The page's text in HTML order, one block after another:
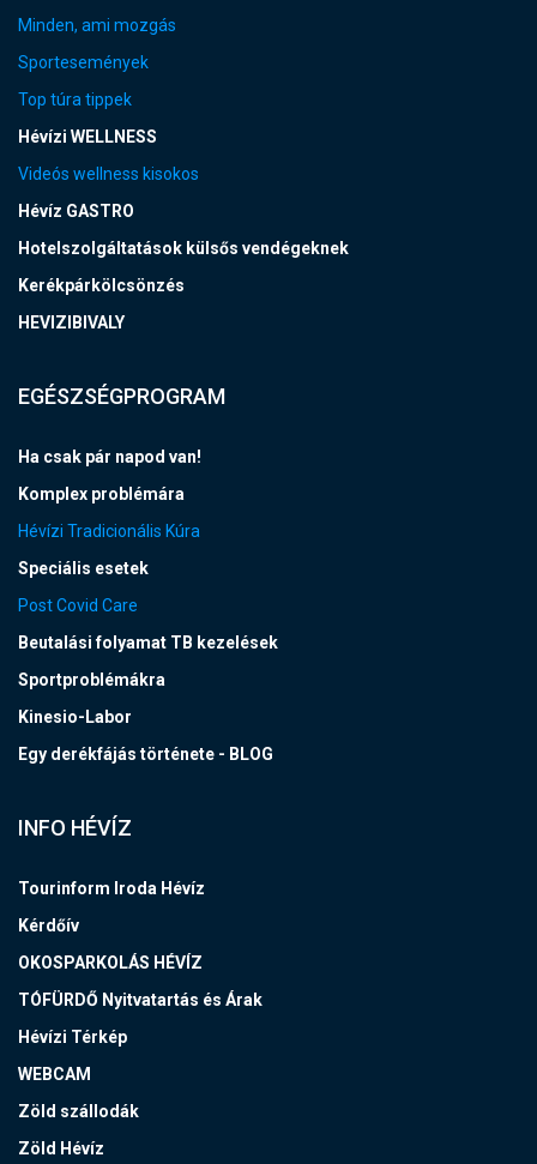
Minden, ami mozgás
Sportesemények
Top túra tippek
Hévízi WELLNESS
Videós wellness kisokos
Hévíz GASTRO
Hotelszolgáltatások külsős vendégeknek
Kerékpárkölcsönzés
HEVIZIBIVALY
EGÉSZSÉGPROGRAM
Ha csak pár napod van!
Komplex problémára
Hévízi Tradicionális Kúra
Speciális esetek
Post Covid Care
Beutalási folyamat TB kezelések
Sportproblémákra
Kinesio-Labor
Egy derékfájás története - BLOG
INFO HÉVÍZ
Tourinform Iroda Hévíz
Kérdőív
OKOSPARKOLÁS HÉVÍZ
TÓFÜRDŐ Nyitvatartás és Árak
Hévízi Térkép
WEBCAM
Zöld szállodák
Zöld Hévíz